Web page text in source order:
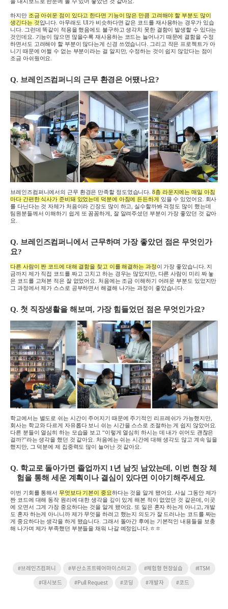
하지만 조금 아쉬운 점이 있다고 한다면 기능이 많은 만큼 고려해야 할 부분도 많이
생긴다는 것입니다 아무래도 UI가 비슷하다면 같은 코드를 재사용하는 경우가 있습
니다. 그런데 똑같이 적용을 했음에도 불구하고 생각치 못한 결함이 발생할 수 있다는
것인데요
기능이 많으면 많을수록 재사용하는 코드는 늘어나기 때문에 결함을 수정
하면서도 고려해야 할 부분이 많다는게 신경 쓰였습니다 그리고 작은 프로젝트가 아
니기 때문에 어쩔 수 없는 부분이라는 걸 알지만,수정하는 것이 쉽지 않았다는 점이
조금 아쉬웠어요
Q. 브레인즈컴퍼니의 근무 환경은 어땠나요?
브레인즈컴퍼니에서의 근무 환경은 만족할 정도였습니다 .8층 라운지에는 매일 아침
마다 간편한 식사가 준비돼 있었는데 덕분에 아침에 든든하게 있을 수 있었어요
회사
를 다닌다는 것 자체가 처음이라 긴장도 많이 하고 ,실수할까봐 걱정도 많이 했는데
팀원분들께서 이해하기 쉽게 또 꼼꼼하게
잘 알려주셨던 부분이 가장 좋았던 것 같아
요
Q. 브레인즈컴퍼니에서 근무하며 가장 좋았던 점은 무엇인가
요?
다른 사람이 짠 코드에 대해 결함을 찾고 이를 해결하는 과정이 가장 좋았습니다. 지
금까지 제가 직접 코드를 짜고 고치고 하는 경우는 많았지만, 다른 사람이 미리 짜 놓
은 코드를 고쳐본 적은 잘 없었어요
처음에는 조금 이해하기 어려운 부분도 있었지만
그 과정에서 제가 스스로 공부하면서 해결해 나가는 과정이 좋았습니다
Q. 첫 직장생활을 해보며, 가장 힘들었던 점은 무엇인가요?
학교에서는 별도로 쉬는 시간이 주어지기 때문에 주기적인 리프레쉬가 가능했지만,
회사는 학교와 다르게 자유롭다 보니 쉬는 시간을 스스로 조절하는 게 쉽지 않았어요
다른 분들이 열심히 하는 모습을 보고 “이렇게 열심히 하시는 데 내가 쉬어도 괜찮은
걸까?”라는 생각을 했던 것 같아요
처음에는 쉬는 시간에 대해 생각도 않고 계속 일을
했지만, 그 덕분에 제 집중력도 많이 늘어난 것 같아요
Q. 학교로 돌아가면 졸업까지 1 년 남짓 남았는데, 이번 현장 체
험을 통해 세운 계획이나 결심이 있다면 이야기해주세요.
이번 기회를 통해서무엇보다 기본이 중요하다는 것을 알게 됐어요 .사실 그동안 제가
짠 코드에 대해 동작 원리에 대한 생각을 깊이 있게 해본 적이 없었던 것 같은데 이곳
에 오면서 그게 가장 중요하다는 것을 알게 됐어요
또 일은 혼자 하는게 아니고 개발
도 혼자 하는게 아니니까 제가 무엇을 하려고 했는지 의도가 잘 드러나는 코드를 짜는
게 중요하다는 생각을 하게 됐습니다 그래서 돌아간 후에는 기본적인 내용들을 보충
해 나가며 제가 부족했던 부분들을 채워 나갈 예정입니다 ㅎㅎ
#브레인즈컴퍼니 #부산소프트웨어마이스터고 #체험형 현장실습
#ITSM
#대시보드
#Pull Request #코딩 #개발자 #코드